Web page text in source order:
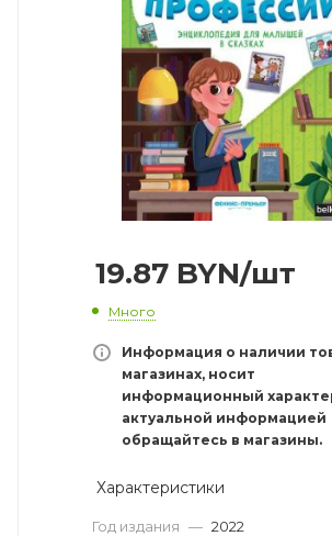
19.87 BYN/шт
Много
Информация о наличии
магазинах, носит
информационный
актуальной информацией
обращайтесь в магазины.
Характеристики
Год издания — 2022